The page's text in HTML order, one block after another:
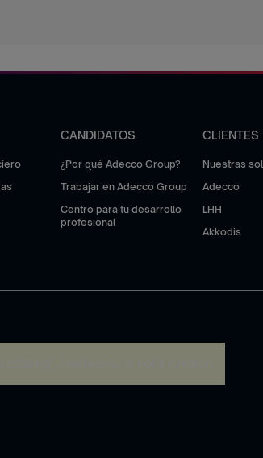
CANDIDATOS
¿Por qué Adecco Group?
Trabajar en Adecco Group
Centro para tu desarrollo
profesional
CLIENTES
Nuestras
Adecco
LHH
Akkodis